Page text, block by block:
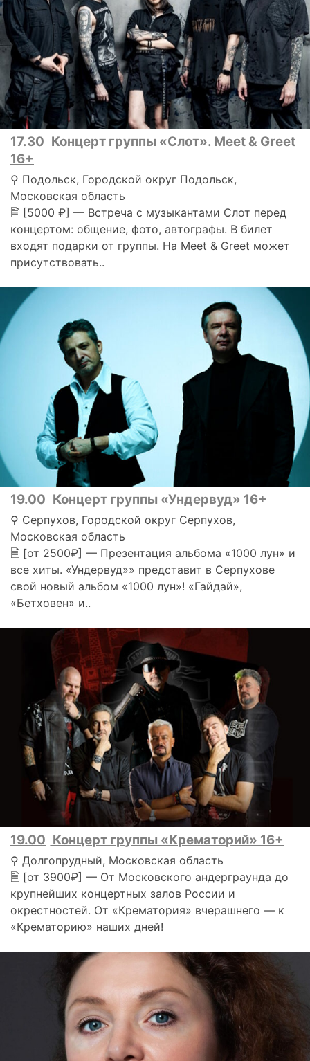
17.30 Концерт группы «Слот». Meet & Greet
16+
⚲ Подольск, Городской округ Подольск,
Московская область
🗎 [5000 ₽] — Встреча с музыкантами Слот перед
концертом: общение, фото, автографы. В билет
входят подарки от группы. На Meet & Greet может
присутствовать..
19.00 Концерт группы «Ундервуд» 16+
⚲ Серпухов, Городской округ Серпухов,
Московская область
🗎 [от 2500₽] — Презентация альбома «1000 лун» и
все хиты. «Ундервуд»» представит в Серпухове
свой новый альбом «1000 лун»! «Гайдай»,
«Бетховен» и..
19.00 Концерт группы «Крематорий» 16+
⚲ Долгопрудный, Московская область
🗎 [от 3900₽] — От Московского андерграунда до
крупнейших концертных залов России и
окрестностей. От «Крематория» вчерашнего — к
«Крематорию» наших дней!